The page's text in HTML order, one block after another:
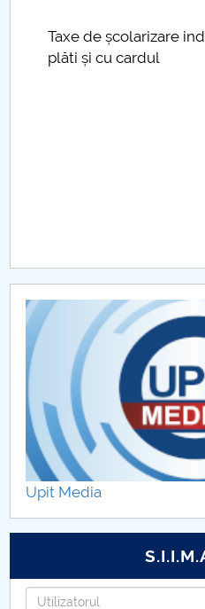
Taxe de școlarizare
plăti și cu cardul
Upit Media
Utilizatorul